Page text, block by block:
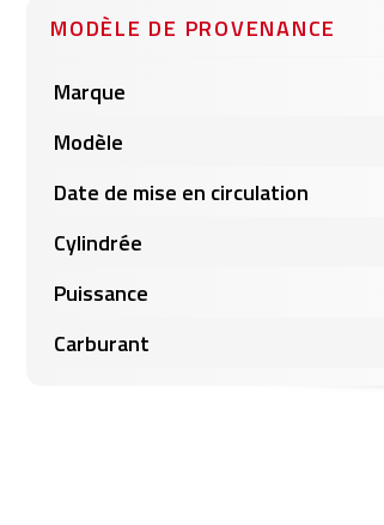
MODÈLE DE PROVENANCE
produits
Marque
Modèle
Date de mise en circulation
Cylindrée
Puissance
Carburant